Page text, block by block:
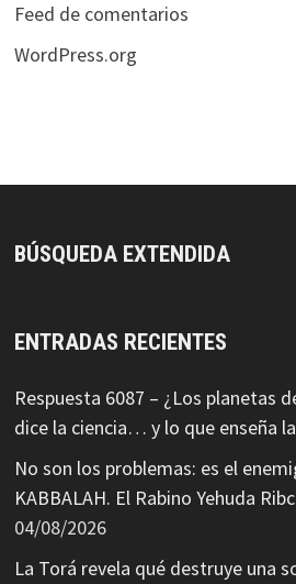
Feed de comentarios
WordPress.org
BÚSQUEDA EXTENDIDA
ENTRADAS RECIENTES
Respuesta 6087 – ¿Los planetas
dice la ciencia… y lo que enseña
No son los problemas: es el
KABBALAH. El Rabino Yehuda
04/08/2026
La Torá revela qué destruye una